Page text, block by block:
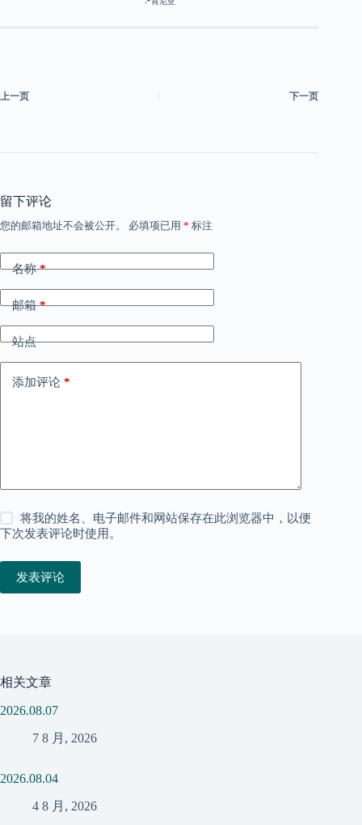
上一页 下一页
留下评论
您的邮箱地址不会被公开。 必填项已用 * 标注
名称*
邮箱*
站点
添加评论 *
将我的姓名、电子邮件和网站保存在此浏览器中，以便
下次发表评论时使用。
发表评论
相关文章
2026.08.07
7 8 月, 2026
2026.08.04
4 8 月, 2026